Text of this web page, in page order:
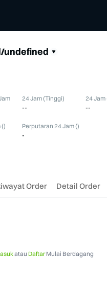
undefined
24 Jam (Tinggi)
--
24 Jam
--
()
Perputaran 24 Jam ()
-
Order Detail Order
atau Daftar Mulai Berdagang